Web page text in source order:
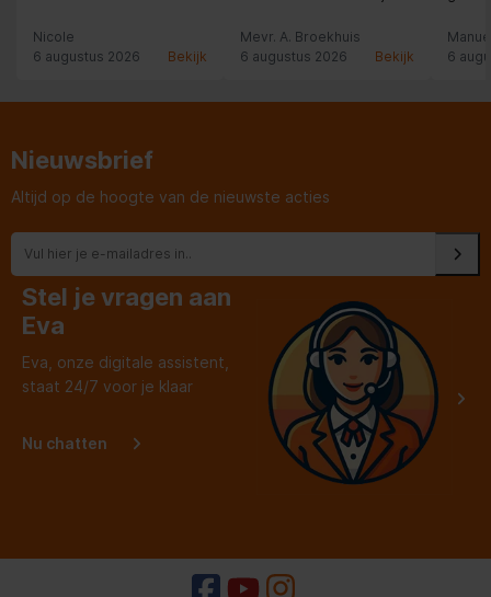
goed advies. Top
geregeld!
Nicole
6 augustus 2026
Bekijk
middag bezorgd. De
medewerker die de
van boven gehaald om
jongeman.
Mevr. A. Broekhuis
6 augustus 2026
Bekijk
6
Nieuwsbrief
Altijd op de hoogte van de nieuwste acties
Stel je vragen aan
Eva
Eva, onze digitale assistent,
staat 24/7 voor je klaar
Nu chatten